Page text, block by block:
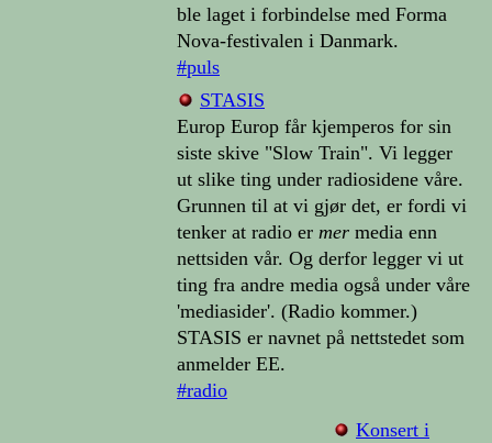
ble laget i forbindelse med Forma
Nova-festivalen i Danmark.
#puls
STASIS
Europ Europ får kjemperos for sin
siste skive "Slow Train". Vi legger
ut slike ting under radiosidene våre.
Grunnen til at vi gjør det, er fordi vi
tenker at radio er mer media enn
nettsiden vår. Og derfor legger vi ut
ting fra andre media også under våre
'mediasider'. (Radio kommer.)
STASIS er navnet på nettstedet som
anmelder EE.
#radio
Konsert i